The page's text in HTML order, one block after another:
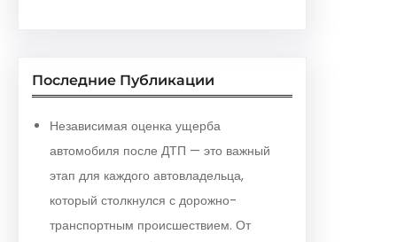
Последние Публикации
Независимая оценка ущерба
автомобиля после ДТП — это важный
этап для каждого автовладельца,
который столкнулся с дорожно-
транспортным происшествием. От